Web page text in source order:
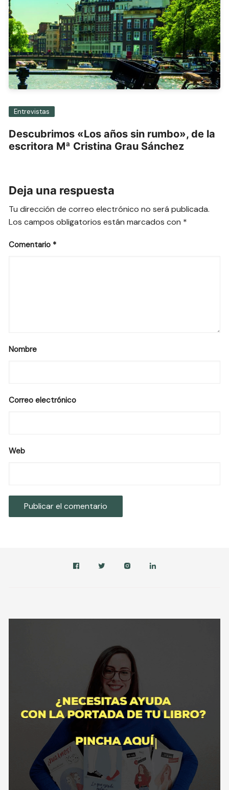
Entrevistas
Descubrimos «Los años sin rumbo», de la
escritora Mª Cristina Grau Sánchez
Deja una respuesta
Tu dirección de correo electrónico no será publicada.
Los campos obligatorios están marcados con *
Comentario *
Nombre
Correo electrónico
Web